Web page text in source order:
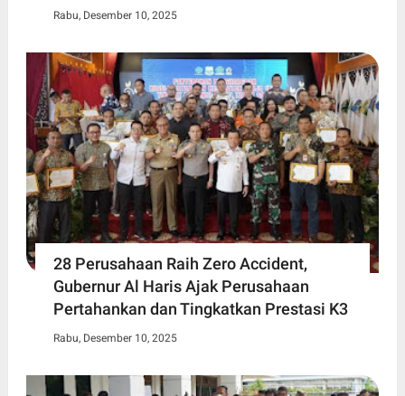
Rabu, Desember 10, 2025
28 Perusahaan Raih Zero Accident,
Gubernur Al Haris Ajak Perusahaan
Pertahankan dan Tingkatkan Prestasi K3
Rabu, Desember 10, 2025